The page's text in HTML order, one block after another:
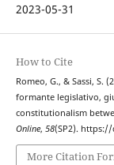
2023-05-31
How to Cite
Romeo, G., & Sassi,
formante legislativo,
constitutionalism
Online, 58(SP2).
More Citation